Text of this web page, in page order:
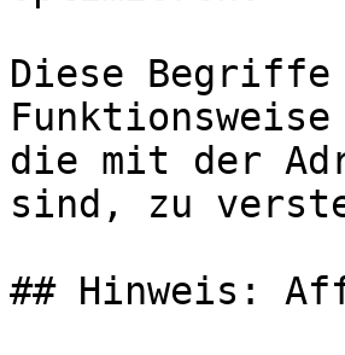
Diese Begriffe
die mit der
sind, zu
## Hinweis: